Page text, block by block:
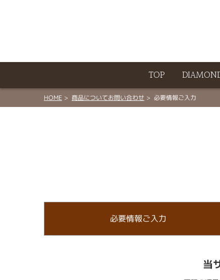
TOP
HOME 商品についてお問い合わせ 必要情報ご入力
必要情報ご入力
当